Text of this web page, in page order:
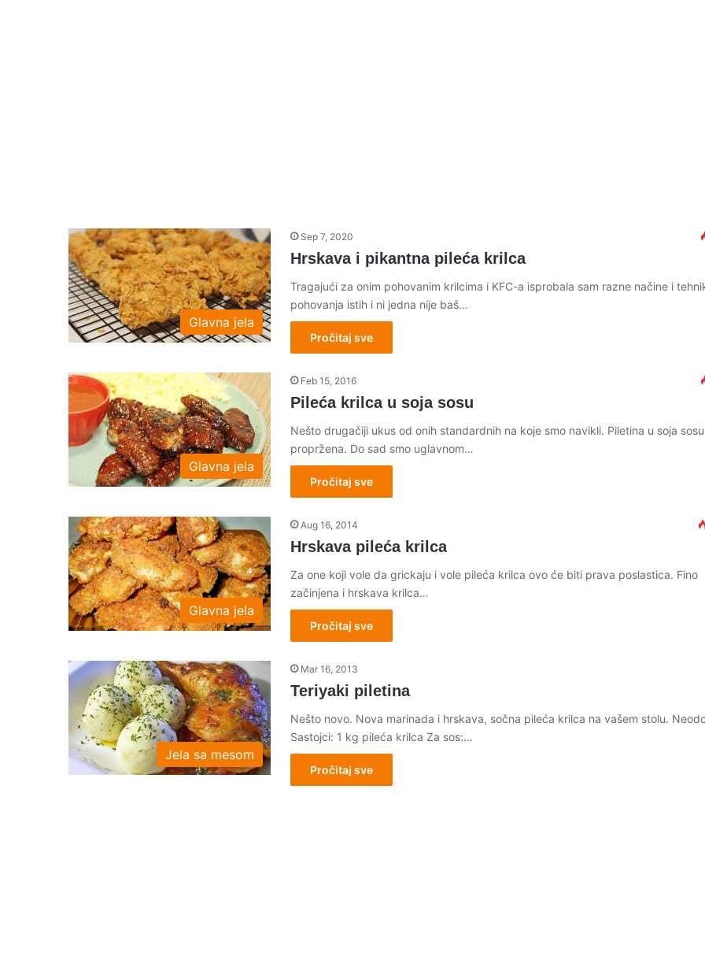
Glavna jela
Sep 7, 2020
Hrskava i pikantna pileća krilca
Tragajući za onim pohovanim krilcima i KFC-a isprobala sam razne načine i
pohovanja istih i ni jedna nije baš…
Pročitaj sve
Glavna jela
Feb 15, 2016
Pileća krilca u soja sosu
Nešto drugačiji ukus od onih standardnih na koje smo navikli. Piletina u soja
propržena. Do sad smo uglavnom…
Pročitaj sve
Glavna jela
Aug 16, 2014
Hrskava pileća krilca
Za one koji vole da grickaju i vole pileća krilca ovo će biti prava poslastica. Fino
začinjena i hrskava krilca…
Pročitaj sve
Jela sa mesom
Mar 16, 2013
Teriyaki piletina
Nešto novo. Nova marinada i hrskava, sočna pileća krilca na vašem stolu.
Sastojci: 1 kg pileća krilca Za sos:…
Pročitaj sve